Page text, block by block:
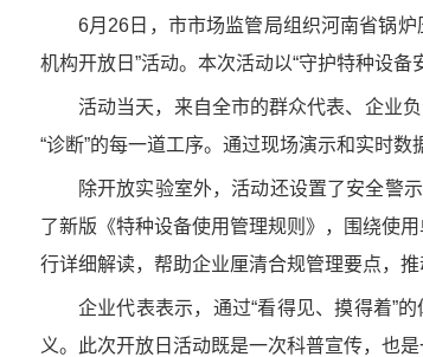
6月26日，市市场监管局组织河南省锅
机构开放日”活动。本次活动以“守护特种设
活动当天，来自全市的群众代表、企业
“诊断”的每一道工序。通过现场演示和实时
除开放实验室外，活动还设置了安全警
了新版《特种设备使用管理规则》，围绕使
行详细解读，帮助企业厘清合规管理要点，推
企业代表表示，通过“看得见、摸得着”
义。此次开放日活动既是一次科普宣传，也是